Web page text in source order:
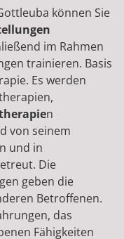
können Sie
im Rahmen
trainieren. Basis
Es werden
n
von seinem
und in
Die
geben die
Betroffenen.
das
Fähigkeiten